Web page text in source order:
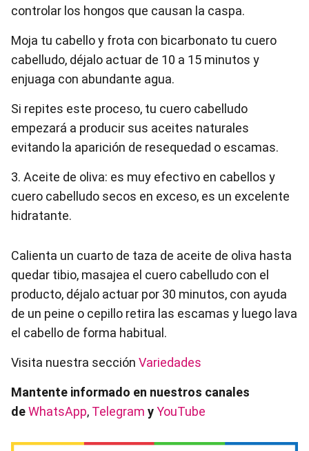
controlar los hongos que causan la caspa.
Moja tu cabello y frota con bicarbonato tu cuero
cabelludo, déjalo actuar de 10 a 15 minutos y
enjuaga con abundante agua.
Si repites este proceso, tu cuero cabelludo
empezará a producir sus aceites naturales
evitando la aparición de resequedad o escamas.
3. Aceite de oliva: es muy efectivo en cabellos y
cuero cabelludo secos en exceso, es un excelente
hidratante.
Calienta un cuarto de taza de aceite de oliva hasta
quedar tibio, masajea el cuero cabelludo con el
producto, déjalo actuar por 30 minutos, con ayuda
de un peine o cepillo retira las escamas y luego lava
el cabello de forma habitual.
Visita nuestra sección Variedades
Mantente informado en nuestros canales
deWhatsApp, Telegram yYouTube